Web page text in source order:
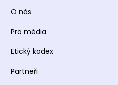
O nás
Pro média
Etický kodex
Partneři